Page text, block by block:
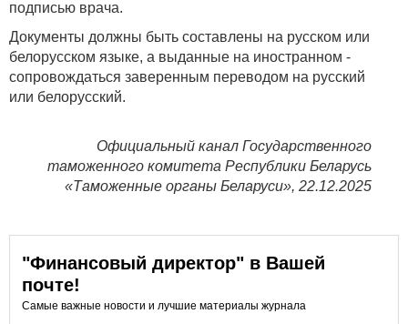
подписью врача.
Документы должны быть составлены на русском или
белорусском языке, а выданные на иностранном -
сопровождаться заверенным переводом на русский
или белорусский.
Официальный канал Государственного
таможенного комитета Республики Беларусь
«Таможенные органы Беларуси», 22.12.2025
"Финансовый директор" в Вашей
почте!
Самые важные новости и лучшие материалы журнала